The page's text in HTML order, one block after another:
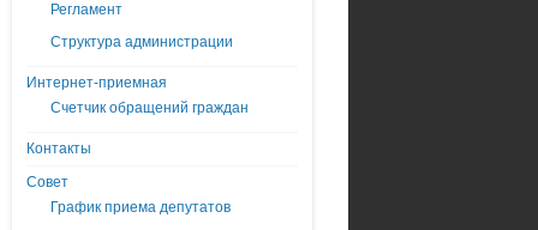
Регламент
Структура администрации
Интернет-приемная
Счетчик обращений граждан
Контакты
Совет
График приема депутатов